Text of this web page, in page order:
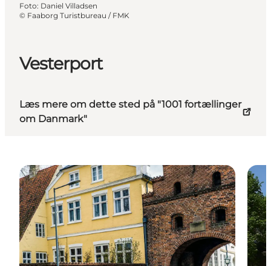
Vesterport
Læs mere om dette sted på "1001 fortællinger
om Danmark"
Foto: Daniel Villadsen
© Faaborg Turistbureau / FMK